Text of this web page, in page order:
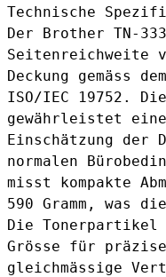
Technische
Der Brother TN-
Seitenreichweite
Deckung gemäss
ISO/IEC 19752.
gewährleistet
Einschätzung der
normalen
misst kompakte
590 Gramm, was
Die Tonerpartikel
Grösse für
gleichmässige